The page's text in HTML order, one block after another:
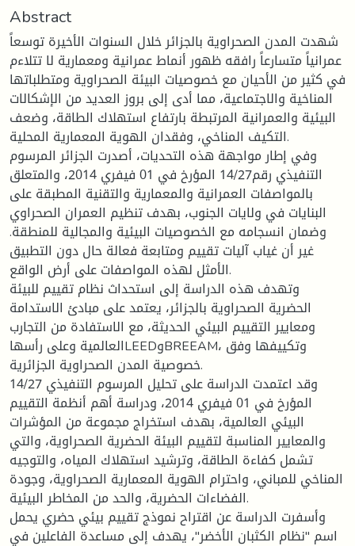
Abstract
شهدت المدن الصحراوية بالجزائر خلال السنوات الأخيرة توسعاً
عمرانياً متسارعاً رافقه ظهور أنماط عمرانية ومعمارية لا تتلاءم
في كثير من الأحيان مع خصوصيات البيئة الصحراوية ومتطلباتها
المناخية والاجتماعية، مما أدى إلى بروز العديد من الإشكالات
البيئية والعمرانية المرتبطة بارتفاع استهلاك الطاقة، وضعف
التكيف المناخي، وفقدان الهوية المعمارية المحلية.
وفي إطار مواجهة هذه التحديات، أصدرت الجزائر المرسوم
التنفيذي رقم14/27 المؤرخ في 01 فيفري 2014، والمتعلق
بالمواصفات العمرانية والمعمارية والتقنية المطبقة على
البنايات في ولايات الجنوب، بهدف تنظيم العمران الصحراوي
وضمان انسجامه مع الخصوصيات البيئية والمجالية للمنطقة.
غير أن غياب آليات تقييم ومتابعة فعالة حال دون التطبيق
الأمثل لهذه المواصفات على أرض الواقع.
وتهدف هذه الدراسة إلى استحداث نظام تقييم للبيئة
الحضرية الصحراوية بالجزائر، يعتمد على مبادئ الاستدامة
ومعايير التقييم البيئي الحديثة، مع الاستفادة من التجارب
العالمية وعلى رأسهاLEEDوBREEAM، وتكييفها وفق
خصوصية المدن الصحراوية الجزائرية.
وقد اعتمدت الدراسة على تحليل المرسوم التنفيذي 14/27
المؤرخ في 01 فيفري 2014، ودراسة أهم أنظمة التقييم
البيئي العالمية، بهدف استخراج مجموعة من المؤشرات
والمعايير المناسبة لتقييم البيئة الحضرية الصحراوية، والتي
تشمل كفاءة الطاقة، وترشيد استهلاك المياه، والتوجيه
المناخي للمباني، واحترام الهوية المعمارية الصحراوية، وجودة
الفضاءات الحضرية، والحد من المخاطر البيئية.
وأسفرت الدراسة عن اقتراح نموذج تقييم بيئي حضري يحمل
اسم "نظام الكثبان الأخضر"، يهدف إلى مساعدة الفاعلين في